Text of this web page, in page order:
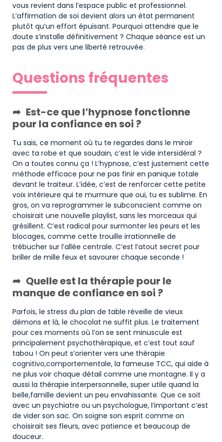
vous revient dans l’espace public et professionnel.
L’affirmation de soi devient alors un état permanent
plutôt qu’un effort épuisant. Pourquoi attendre que le
doute s’installe définitivement ? Chaque séance est un
pas de plus vers une liberté retrouvée.
Questions fréquentes
Est-ce que l’hypnose fonctionne
pour la confiance en soi ?
Tu sais, ce moment où tu te regardes dans le miroir
avec ta robe et que soudain, c’est le vide intersidéral ?
On a toutes connu ça ! L’hypnose, c’est justement cette
méthode efficace pour ne pas finir en panique totale
devant le traiteur. L’idée, c’est de renforcer cette petite
voix intérieure qui te murmure que oui, tu es sublime. En
gros, on va reprogrammer le subconscient comme on
choisirait une nouvelle playlist, sans les morceaux qui
grésillent. C’est radical pour surmonter les peurs et les
blocages, comme cette trouille irrationnelle de
trébucher sur l’allée centrale. C’est l’atout secret pour
briller de mille feux et savourer chaque seconde !
Quelle est la thérapie pour le
manque de confiance en soi ?
Parfois, le stress du plan de table réveille de vieux
démons et là, le chocolat ne suffit plus. Le traitement
pour ces moments où l’on se sent minuscule est
principalement psychothérapique, et c’est tout sauf
tabou ! On peut s’orienter vers une thérapie
cognitivo,comportementale, la fameuse TCC, qui aide à
ne plus voir chaque détail comme une montagne. Il y a
aussi la thérapie interpersonnelle, super utile quand la
belle,famille devient un peu envahissante. Que ce soit
avec un psychiatre ou un psychologue, l’important c’est
de vider son sac. On soigne son esprit comme on
choisirait ses fleurs, avec patience et beaucoup de
douceur.